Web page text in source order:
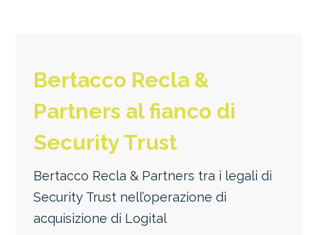
Bertacco Recla &
Partners al fianco di
Security Trust
Bertacco Recla & Partners tra i legali di
Security Trust nell’operazione di
acquisizione di Logital